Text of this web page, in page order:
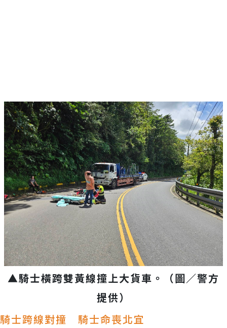
▲騎士橫跨雙黃線撞上大貨車。（圖／警方
提供）
騎士跨線對撞 騎士命喪北宜